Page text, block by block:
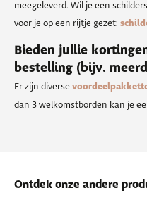
meegeleverd. Wil je een
voor je op een rijtje gezet:
Bieden jullie
bestelling (bijv.
Er zijn diverse
dan 3 welkomstborden kan je
Ontdek onze andere